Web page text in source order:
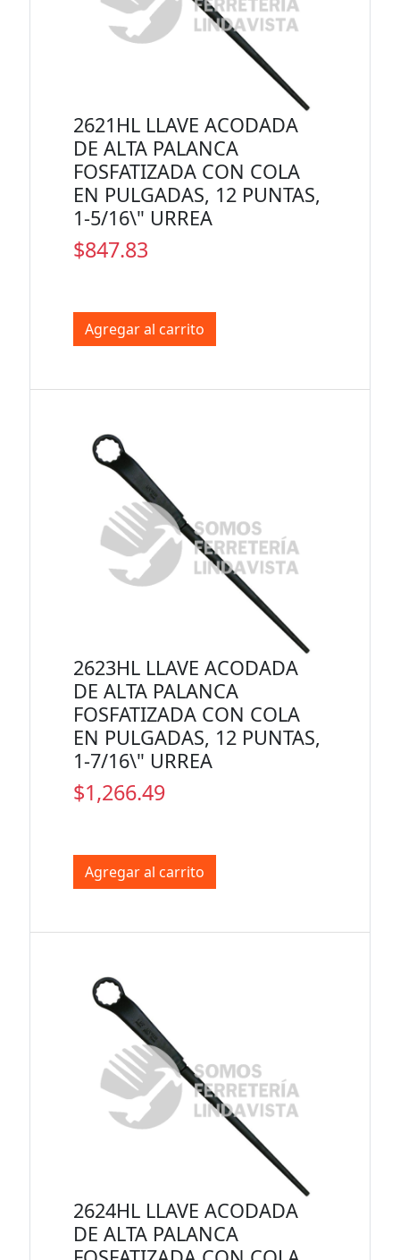
2621HL LLAVE ACODADA
DE ALTA PALANCA
FOSFATIZADA CON COLA
EN PULGADAS, 12 PUNTAS,
1-5/16\" URREA
$847.83
Agregar al carrito
2623HL LLAVE ACODADA
DE ALTA PALANCA
FOSFATIZADA CON COLA
EN PULGADAS, 12 PUNTAS,
1-7/16\" URREA
$1,266.49
Agregar al carrito
2624HL LLAVE ACODADA
DE ALTA PALANCA